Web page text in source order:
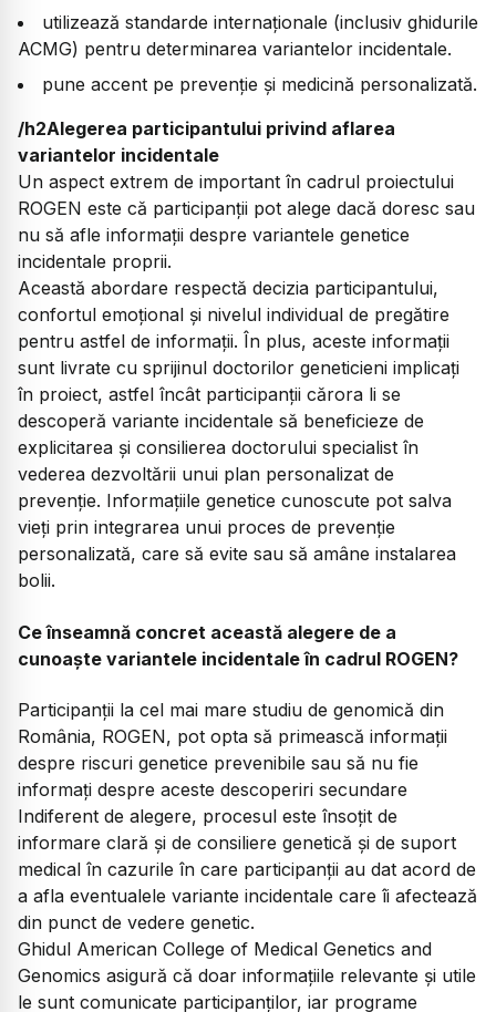
utilizează standarde internaționale (inclusiv ghidurile
ACMG) pentru determinarea variantelor incidentale.
pune accent pe prevenție și medicină personalizată.
/h2Alegerea participantului privind aflarea
variantelor incidentale
Un aspect extrem de important în cadrul proiectului
ROGEN este că participanții pot alege dacă doresc sau
nu să afle informații despre variantele genetice
incidentale proprii.
Această abordare respectă decizia participantului,
confortul emoțional și nivelul individual de pregătire
pentru astfel de informații. În plus, aceste informații
sunt livrate cu sprijinul doctorilor geneticieni implicați
în proiect, astfel încât participanții cărora li se
descoperă variante incidentale să beneficieze de
explicitarea și consilierea doctorului specialist în
vederea dezvoltării unui plan personalizat de
prevenție. Informațiile genetice cunoscute pot salva
vieți prin integrarea unui proces de prevenție
personalizată, care să evite sau să amâne instalarea
bolii.
Ce înseamnă concret această alegere de a
cunoaște variantele incidentale în cadrul ROGEN?
Participanții la cel mai mare studiu de genomică din
România, ROGEN, pot opta să primească informații
despre riscuri genetice prevenibile sau să nu fie
informați despre aceste descoperiri secundare
Indiferent de alegere, procesul este însoțit de
informare clară și de consiliere genetică și de suport
medical în cazurile în care participanții au dat acord de
a afla eventualele variante incidentale care îi afectează
din punct de vedere genetic.
Ghidul American College of Medical Genetics and
Genomics asigură că doar informațiile relevante și utile
le sunt comunicate participanților, iar programe